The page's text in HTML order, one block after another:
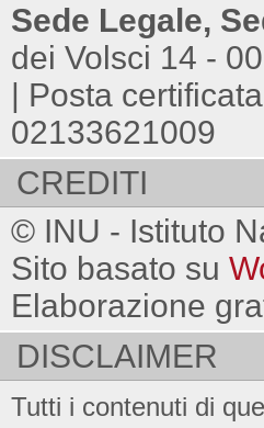
Sede Legale,
dei Volsci 14 -
| Posta
02133621009
CREDITI
© INU - Istituto
Sito basato su
Elaborazione
DISCLAIMER
Tutti i contenuti di